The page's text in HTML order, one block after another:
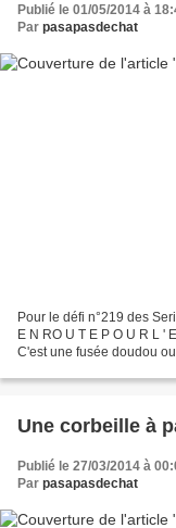
Publié le 01/05/2014 à
Par pasapasdechat
Pour le défi n°219 des
E N RO U T E P O U R L '
C'est une fusée doudou
Une corbeille à
Publié le 27/03/2014 à
Par pasapasdechat